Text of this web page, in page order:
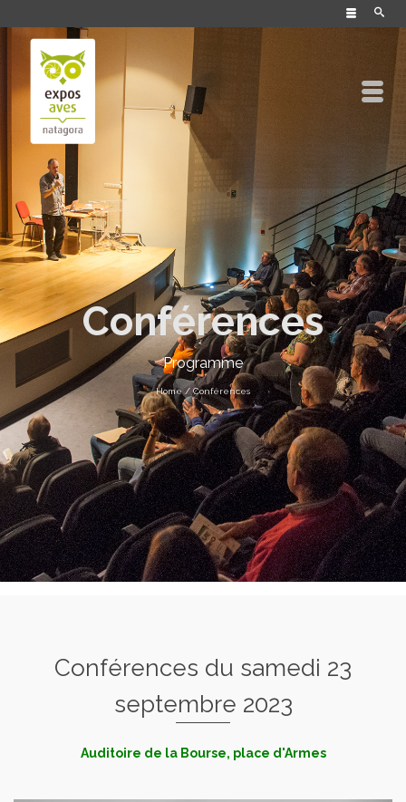
Conférences
Programme
Home / Conférences
Conférences du samedi 23
septembre 2023
Auditoire de la Bourse, place d'Armes